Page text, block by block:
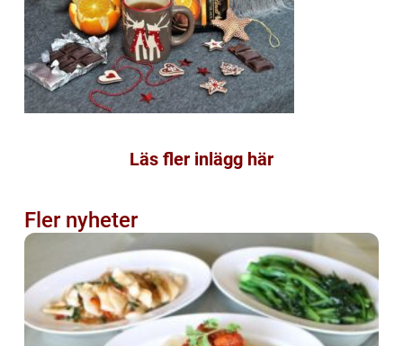
Läs fler inlägg här
Fler nyheter